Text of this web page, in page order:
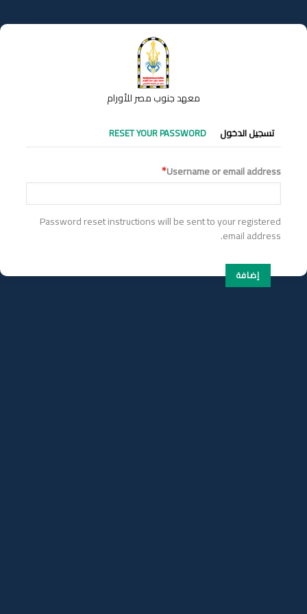
إلى
المحتوى
معهد جنوب مصر للأورام
التبويبات
الأساسية
تسجيل الدخول RESET YOUR PASSWORD
Username or email address
Password reset instructions will be sent to your registered
email address.